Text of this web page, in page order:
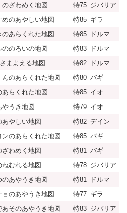
のざわめく地図 特75 ジバリア
めのあやしい地図 特85 ギラ
のあらくれた地図 特85
ドルマ
ののろいの地図 特83
ドルマ
まよえる地図 特82
ドルマ
んのあらくれた地図 特80 バギ
あらくれた地図 特85 イオ
やうき地図 特79 イオ
あやしい地図 特82 デイン
ンのあらくれた地図 特85 バギ
ざわめく地図 特81
バギ
ねむれる地図 特78 ジバリア
のあやうき地図 特81
ドルマ
ョのあやうき地図 特77 ギラ
あそのあやうき地図 特83 ジバリア